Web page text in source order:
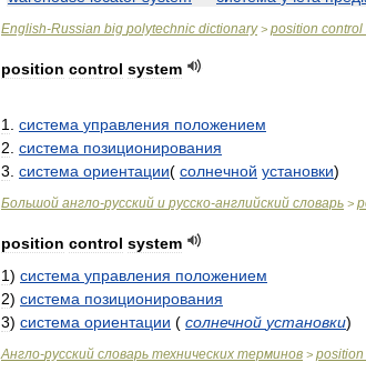
English-Russian big polytechnic dictionary> position control
position control system
1 система управления положением
2 система позиционирования
3 система ориентации( солнечной установки)
Большой англо-русский и русско-английский словарь >
position control system
1) система управления положением
2) система позиционирования
3) система ориентации ( солнечной установки)
Англо-русский словарь технических терминов > position